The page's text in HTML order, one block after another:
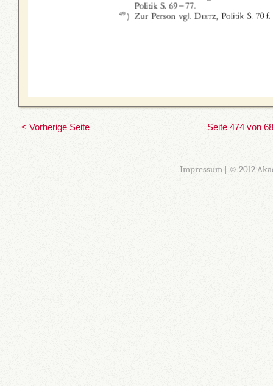
< Vorherige Seite Seite 474 von
Impressum| © 2012